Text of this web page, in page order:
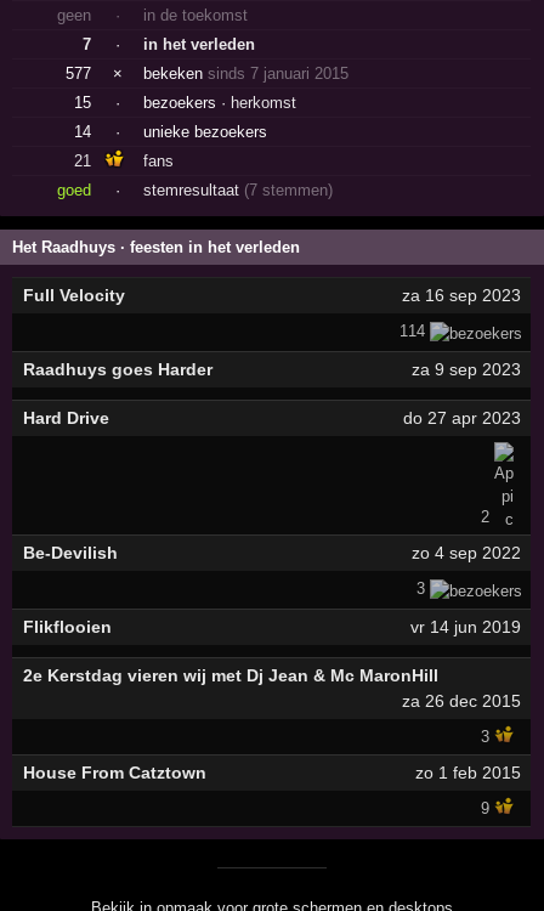
geen
·
in de toekomst
7
·
in het verleden
577
× bekekensinds 7 januari 2015
15
· bezoekers · herkomst
14
·
unieke bezoekers
21
fans
goed
· stemresultaat (7 stemmen)
Het Raadhuys · feesten in het verleden
Full Velocity za 16 sep 2023
114
Raadhuys goes Harder za 9 sep 2023
Hard Drive do 27 apr 2023
2
Be-Devilish zo 4 sep 2022
3
Flikflooien vr 14 jun 2019
2e Kerstdag vieren wij met Dj Jean & Mc MaronHill
za 26 dec 2015
3
House From Catztown zo 1 feb 2015
9